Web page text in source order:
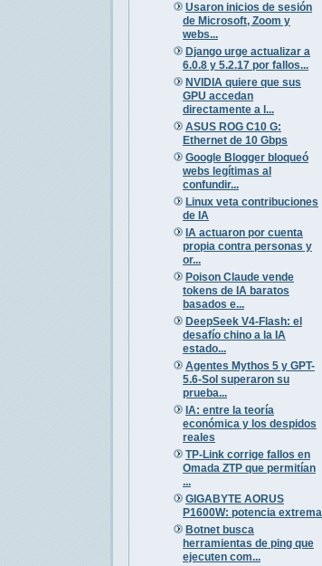
Usaron inicios de sesión
de Microsoft, Zoom y
webs...
Django urge actualizar a
6.0.8 y 5.2.17 por fallos...
NVIDIA quiere que sus
GPU accedan
directamente a l...
ASUS ROG C10 G:
Ethernet de 10 Gbps
Google Blogger bloqueó
webs legítimas al
confundir...
Linux veta contribuciones
de IA
IA actuaron por cuenta
propia contra personas y
or...
Poison Claude vende
tokens de IA baratos
basados e...
DeepSeek V4-Flash: el
desafío chino a la IA
estado...
Agentes Mythos 5 y GPT-
5.6-Sol superaron su
prueba...
IA: entre la teoría
económica y los despidos
reales
TP-Link corrige fallos en
Omada ZTP que permitían
...
GIGABYTE AORUS
P1600W: potencia extrema
Botnet busca
herramientas de ping que
ejecuten com...